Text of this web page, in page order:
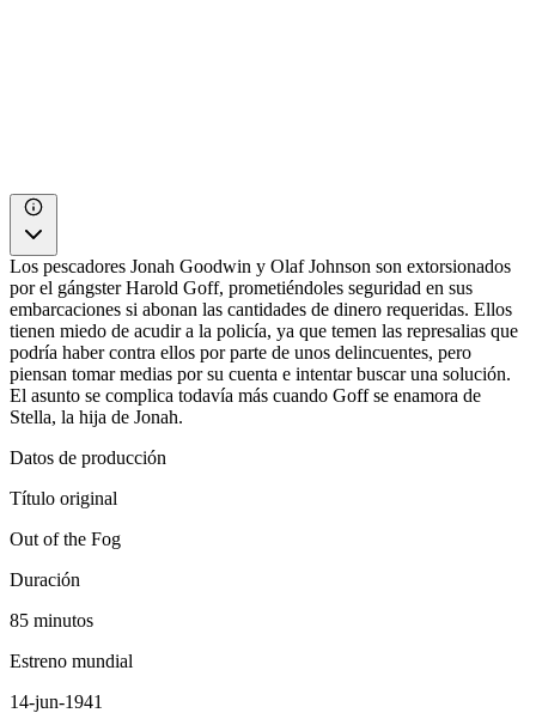
Los pescadores Jonah Goodwin y Olaf Johnson son extorsionados
por el gángster Harold Goff, prometiéndoles seguridad en sus
embarcaciones si abonan las cantidades de dinero requeridas. Ellos
tienen miedo de acudir a la policía, ya que temen las represalias que
podría haber contra ellos por parte de unos delincuentes, pero
piensan tomar medias por su cuenta e intentar buscar una solución.
El asunto se complica todavía más cuando Goff se enamora de
Stella, la hija de Jonah.
Datos de producción
Título original
Out of the Fog
Duración
85 minutos
Estreno mundial
14-jun-1941